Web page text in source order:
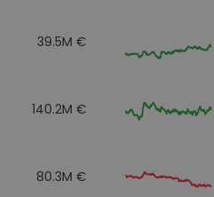
39.5M €
140.2M €
80.3M €